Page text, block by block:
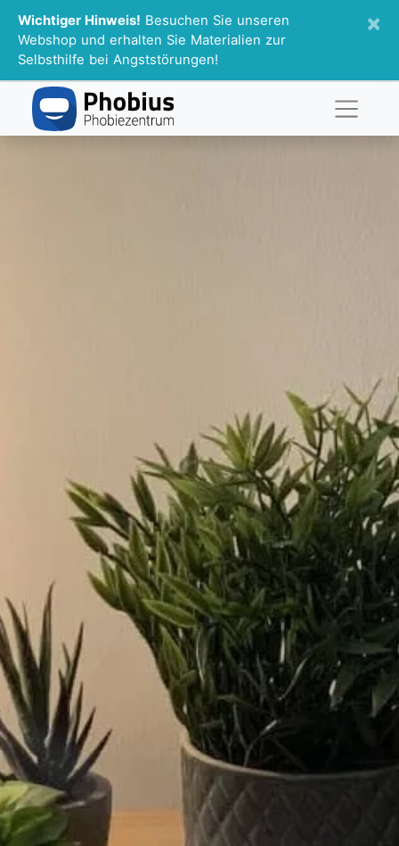
Wichtiger Hinweis! Besuchen Sie unseren
Webshop und erhalten Sie Materialien zur
Selbsthilfe bei Angststörungen!
×